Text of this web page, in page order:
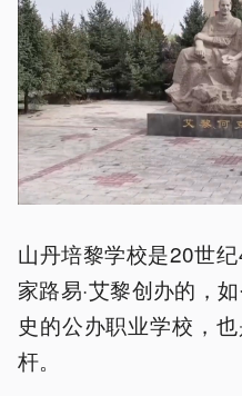
山丹培黎学校是20世
家路易·艾黎创办的，
史的公办职业学校，
杆。